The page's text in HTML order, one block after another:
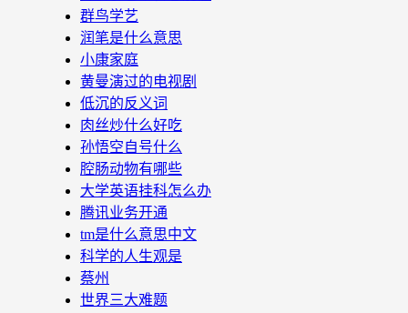
群鸟学艺
润笔是什么意思
小康家庭
黄曼演过的电视剧
低沉的反义词
肉丝炒什么好吃
孙悟空自号什么
腔肠动物有哪些
大学英语挂科怎么办
腾讯业务开通
tm是什么意思中文
科学的人生观是
蔡州
世界三大难题